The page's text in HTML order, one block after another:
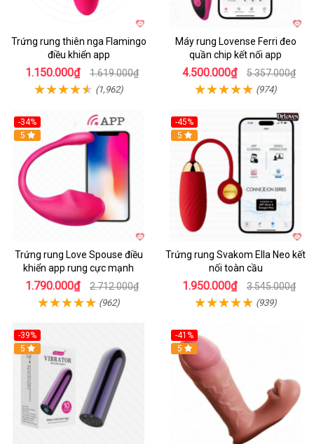
Trứng rung thiên nga Flamingo
điều khiển app
1.150.000₫ 1.619.000₫
(1,962)
Máy rung Lovense Ferri đeo
quần chip kết nối app
4.500.000₫ 5.357.000₫
(974)
-34%
5
Trứng rung Love Spouse điều
khiển app rung cực mạnh
1.790.000₫ 2.712.000₫
(962)
-45%
Hot
5
Trứng rung Svakom Ella Neo kết
nối toàn cầu
1.950.000₫ 3.545.000₫
(939)
-39%
Hot
5
-41%
Hot
5